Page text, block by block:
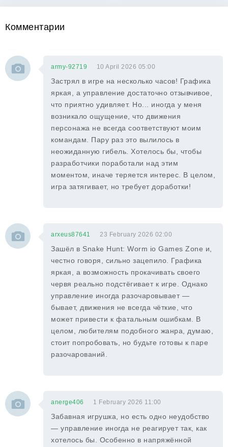
Комментарии
army-92719 10 April 2026 05:00
Застрял в игре на несколько часов! Графика
яркая, а управление достаточно отзывчивое,
что приятно удивляет. Но... иногда у меня
возникало ощущение, что движения
персонажа не всегда соответствуют моим
командам. Пару раз это вылилось в
неожиданную гибель. Хотелось бы, чтобы
разработчики поработали над этим
моментом, иначе теряется интерес. В целом,
игра затягивает, но требует доработки!
arxeus87641 23 February 2026 02:00
Зашёл в Snake Hunt: Worm io Games Zone и,
честно говоря, сильно зацепило. Графика
яркая, а возможность прокачивать своего
червя реально подстёгивает к игре. Однако
управление иногда разочаровывает —
бывает, движения не всегда чёткие, что
может привести к фатальным ошибкам. В
целом, любителям подобного жанра, думаю,
стоит попробовать, но будьте готовы к паре
разочарований.
anerge406 1 February 2026 11:00
Забавная игрушка, но есть одно неудобство
— управление иногда не реагирует так, как
хотелось бы. Особенно в напряжённой